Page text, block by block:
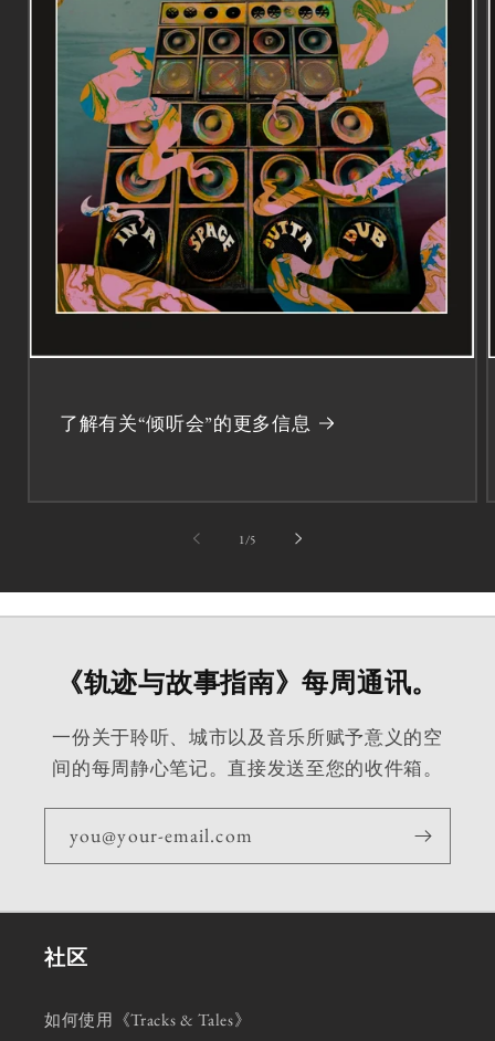
了解有关“倾听会”的更多信息
1 /第5
《轨迹与故事指南》每周通讯。
一份关于聆听、城市以及音乐所赋予意义的空
间的每周静心笔记。直接发送至您的收件箱。
you@your-email.com
社区
如何使用《Tracks & Tales》